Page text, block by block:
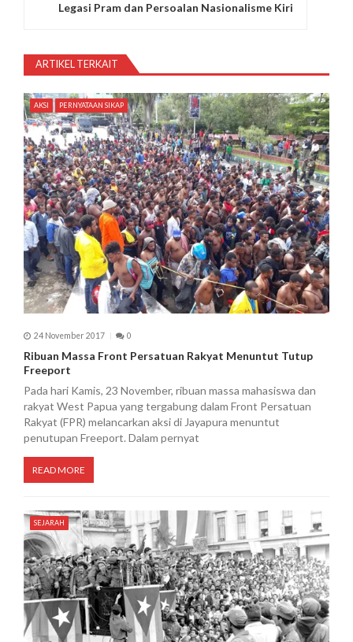
i
p
o
s
Legasi Pram dan Persoalan Nasionalisme Kiri
ARTIKEL TERKAIT
AKSI PERNYATAAN SIKAP
24 November 2017 0
Ribuan Massa Front Persatuan Rakyat Menuntut Tutup
Freeport
Pada hari Kamis, 23 November, ribuan massa mahasiswa dan
rakyat West Papua yang tergabung dalam Front Persatuan
Rakyat (FPR) melancarkan aksi di Jayapura menuntut
penutupan Freeport. Dalam pernyat
READ MORE
SEJARAH